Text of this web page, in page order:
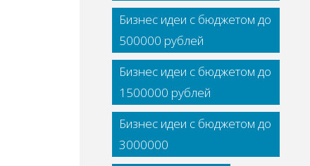
Бизнес идеи с бюджетом до
500000 рублей
Бизнес идеи с бюджетом до
1500000 рублей
Бизнес идеи с бюджетом до
3000000